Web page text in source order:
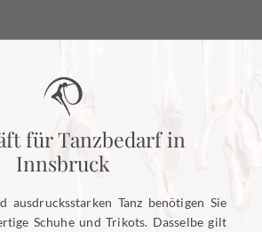
für Tanzbedarf in
Innsbruck
ausdrucksstarken Tanz benötigen Sie
Schuhe und Trikots. Dasselbe gilt